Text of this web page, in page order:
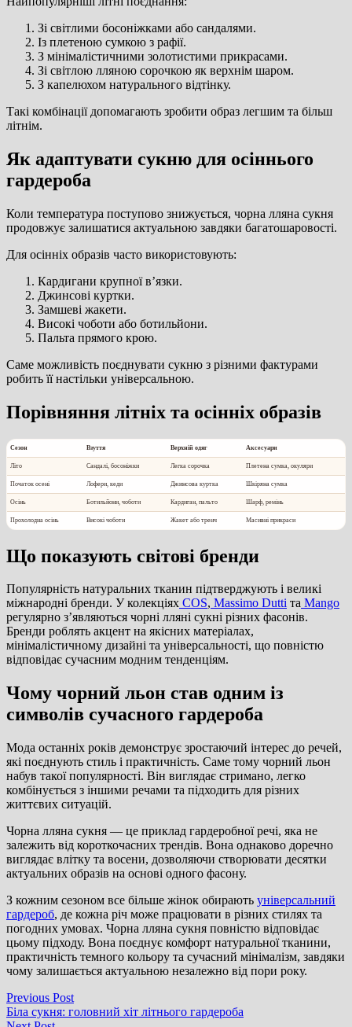
Зі світлими босоніжками або сандалями.
Із плетеною сумкою з рафії.
З мінімалістичними золотистими прикрасами.
Зі світлою лляною сорочкою як верхнім шаром.
З капелюхом натурального відтінку.
Такі комбінації допомагають зробити образ легшим та більш
літнім.
Як адаптувати сукню для осіннього
гардероба
Коли температура поступово знижується, чорна лляна сукня
продовжує залишатися актуальною завдяки багатошаровості.
Для осінніх образів часто використовують:
Кардигани крупної в’язки.
Джинсові куртки.
Замшеві жакети.
Високі чоботи або ботильйони.
Пальта прямого крою.
Саме можливість поєднувати сукню з різними фактурами
робить її настільки універсальною.
Порівняння літніх та осінніх образів
Сезон Взуття Верхній одяг Аксесуари
Літо Сандалі, босоніжки Легка сорочка Плетена сумка, окуляри
Початок осені Лофери, кеди Джинсова куртка Шкіряна сумка
Осінь Ботильйони, чоботи Кардиган, пальто Шарф, ремінь
Прохолодна осінь Високі чоботи Жакет або тренч Масивні прикраси
Що показують світові бренди
Популярність натуральних тканин підтверджують і великі
міжнародні бренди. У колекціях COS, Massimo Dutti та Mango
регулярно з’являються чорні лляні сукні різних фасонів.
Бренди роблять акцент на якісних матеріалах,
мінімалістичному дизайні та універсальності, що повністю
відповідає сучасним модним тенденціям.
Чому чорний льон став одним із
символів сучасного гардероба
Мода останніх років демонструє зростаючий інтерес до речей,
які поєднують стиль і практичність. Саме тому чорний льон
набув такої популярності. Він виглядає стримано, легко
комбінується з іншими речами та підходить для різних
життєвих ситуацій.
Чорна лляна сукня — це приклад гардеробної речі, яка не
залежить від короткочасних трендів. Вона однаково доречно
виглядає влітку та восени, дозволяючи створювати десятки
актуальних образів на основі одного фасону.
З кожним сезоном все більше жінок обирають універсальний
гардероб, де кожна річ може працювати в різних стилях та
погодних умовах. Чорна лляна сукня повністю відповідає
цьому підходу. Вона поєднує комфорт натуральної тканини,
практичність темного кольору та сучасний мінімалізм, завдяки
чому залишається актуальною незалежно від пори року.
Навігація
записів
Previous PostPrevious
post:
Біла сукня: головний хіт літнього гардероба